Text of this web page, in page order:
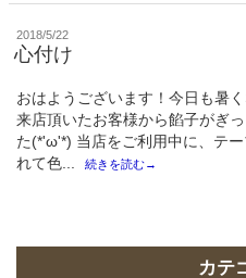
投
稿
日:
2018/5/22
心付け
おはようございます！今日も暑
来店頂いたお客様から餡子がぎ
た(*'ω'*) 当店をご利用中に、テ
れて色...
続きを読む→
カテ